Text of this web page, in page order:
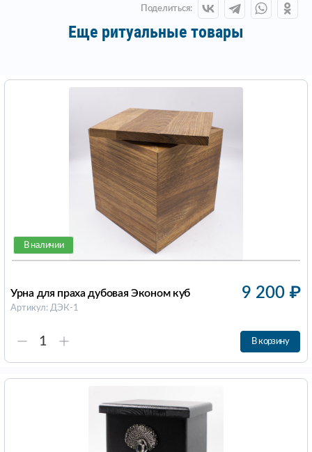
Поделиться:
Еще ритуальные товары
В наличии
Урна для праха дубовая Эконом куб
Артикул: ДЭК-1
9 200 ₽
В корзину